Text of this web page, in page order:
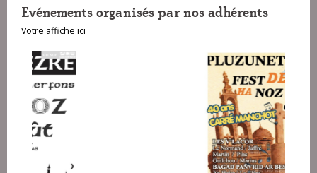
Evénements organisés par nos adhérents
Votre affiche ici